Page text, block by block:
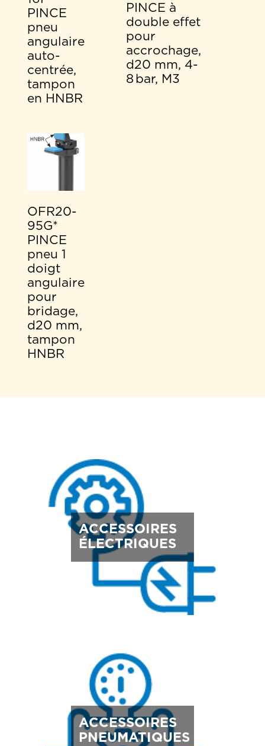
PINCE
pneu
angulaire
auto-
centrée,
tampon
en HNBR
PINCE à
double effet
pour
accrochage,
d20 mm, 4-
8 bar, M3
OFR20-
95G*
PINCE
pneu 1
doigt
angulaire
pour
bridage,
d20 mm,
tampon
HNBR
ACCESSOIRES
ÉLECTRIQUES
ACCESSOIRES
PNEUMATIQUES